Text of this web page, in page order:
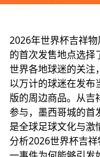
2026年世界杯吉祥
的首次发售地点选择
世界各地球迷的关注
以万计的球迷在发布
版的周边商品。从吉
参与，墨西哥城的首
是全球足球文化与激
分析2026世界杯吉